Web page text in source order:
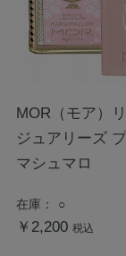
MOR（モア）
ジュアリーズ
マシュマロ
在庫： ○
￥2,200 税込